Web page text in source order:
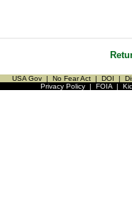
USA Gov | No Fear Act | DOI |
Privacy Policy| FOIA|